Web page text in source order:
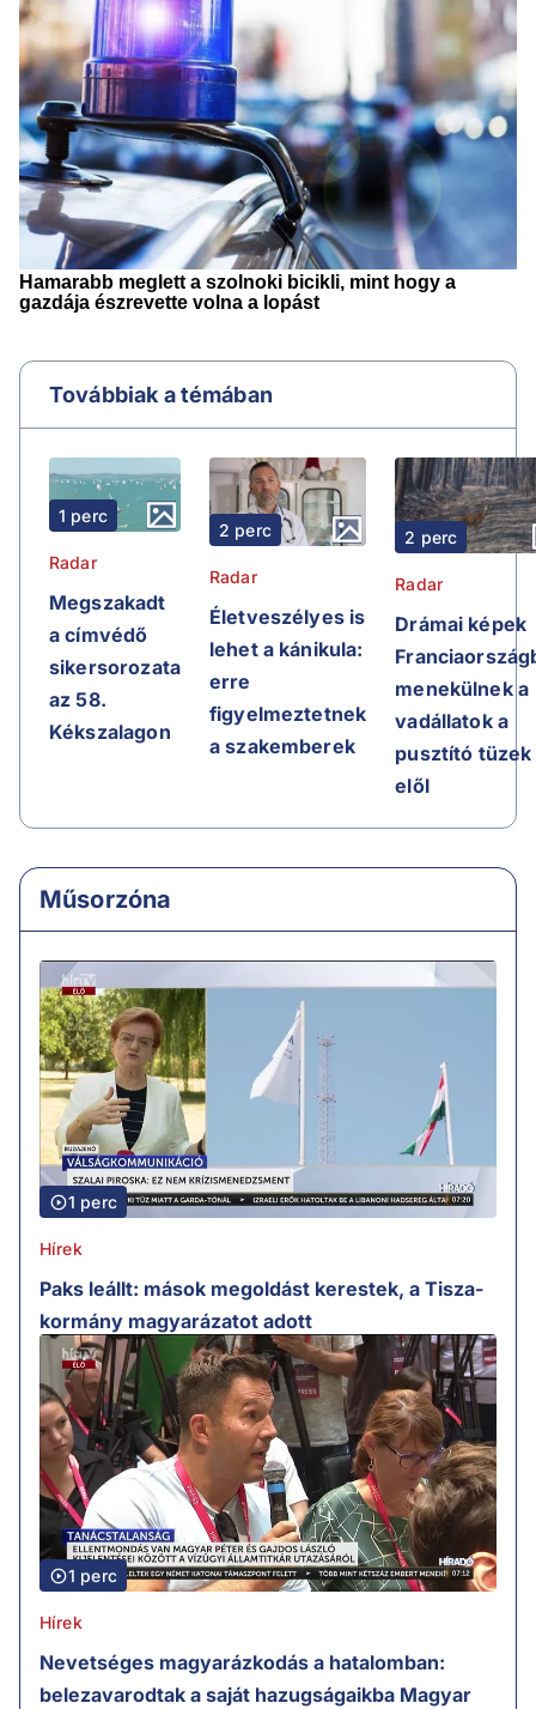
Továbbiak a témában
1 perc
Radar
Megszakadt
a címvédő
sikersorozata
az 58.
Kékszalagon
2 perc
Radar
Életveszélyes is
lehet a kánikula:
erre
figyelmeztetnek
a szakemberek
2 perc
Radar
Drámai képek
menekülnek a
vadállatok a
pusztító tüzek
elől
Műsorzóna
1 perc
Hírek
Paks leállt: mások megoldást kerestek, a Tisza-
kormány magyarázatot adott
1 perc
Hírek
Nevetséges magyarázkodás a hatalomban:
belezavarodtak a saját hazugságaikba Magyar